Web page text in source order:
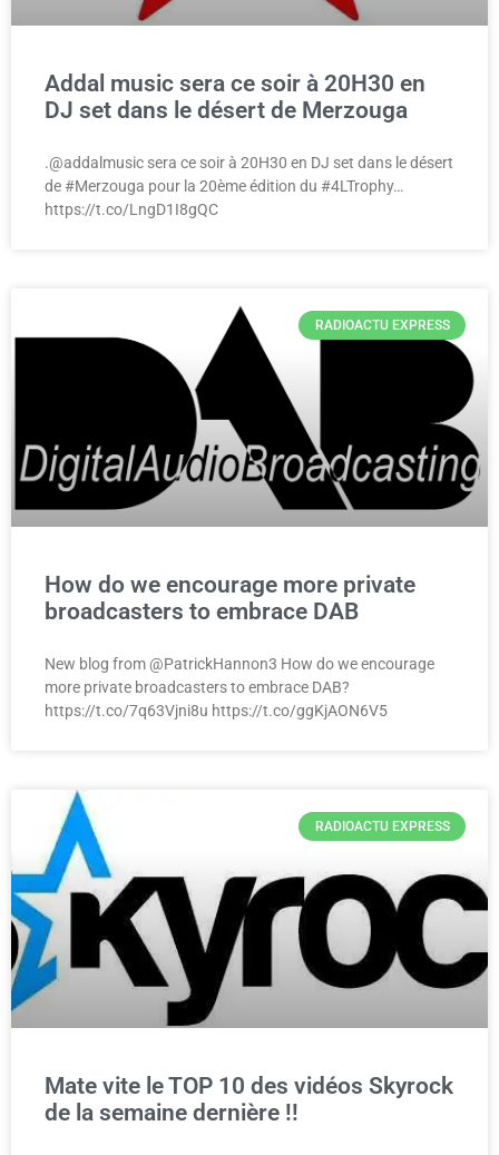
Addal music sera ce soir à 20H30 en
DJ set dans le désert de Merzouga
.@addalmusic sera ce soir à 20H30 en DJ set dans le désert
de #Merzouga pour la 20ème édition du #4LTrophy…
https://t.co/LngD1I8gQC
RADIOACTU EXPRESS
How do we encourage more private
broadcasters to embrace DAB
New blog from @PatrickHannon3 How do we encourage
more private broadcasters to embrace DAB?
https://t.co/7q63Vjni8u https://t.co/ggKjAON6V5
RADIOACTU EXPRESS
Mate vite le TOP 10 des vidéos Skyrock
de la semaine dernière !!